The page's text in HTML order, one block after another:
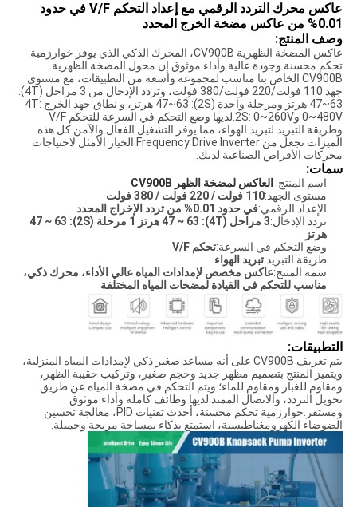
عاكس محرك التردد الرقمي مع إعداد التحكم V/F في حدود
0.01% من عاكس مضخة الخرج المحدد
وصف المنتج:
عاكس المضخة الظهرية CV900B، المحرك الذكي الذي يوفر خوارزمية
تحكم محسنة وجودة عالية وأداء موثوق.إن محول المضخة الظهرية
CV900B الخاص بنا مناسب لمجموعة واسعة من التطبيقات، مع مستوى
جهد 110 فولت/220 فولت/380 فولت، وتردد الإدخال من 3 مراحل (4T):
47~63 هرتز ومرحلة واحدة (2S): 47~63 هرتز، و نطاق جهد الخرج 4T:
0~480V و2S: 0~260V.لديها وضع التحكم في السرعة للتحكم V/F
وطريقة التبريد لتبريد الهواء، مما يوفر التشغيل الفعال والآمن.كل هذه
الميزات تجعل من Frequency Drive Inverter الخيار الأمثل لاحتياجات
محركات الأقراص الصناعية لديك.
سمات:
اسم المنتج: العاكس لمضخة الظهر CV900B
مستوى الجهد:110 فولت / 220 فولت / 380 فولت
الإعداد الرقمي:في حدود 0.01% من تردد الإخراج المحدد
تردد الإدخال:
3 مراحل (4T): 47 ~ 63 هرتز 1 مرحلة (2S): 47 ~ 63
هرتز
وضع التحكم في السرعة:تحكم V/F
طريقة التبريد:تبريد الهواء
سمة المنتج:عاكس مخصص لإمدادات المياه عالي الأداء، محرك ذكي،
مناسب للتحكم في القيادة لمضخات المياه المختلفة
التطبيقات:
يتم تعريف CV900B على أنه مساعد صغير ذكي لإمدادات المياه المنزلية،
ويتميز المنتج بتصميم مظهر جديد وحجم صغير، وتركيب حقيبة الظهر،
ومقاوم للغبار ومقاوم للماء؛ ويتم التحكم في مضخة المياه عن طريق
تحويل التردد، والاتصال الممتد.لديها وظائف كاملة وأداء موثوق
ومستقر.خوارزمية تحكم محسنة، أحدث تقنيات PID، معالجة تحسين
الضوضاء الكهرومغناطيسية، استمتع بذكاء بمساحة مريحة وجميلة.